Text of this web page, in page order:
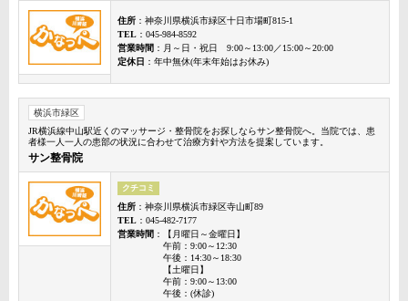
住所 ：神奈川県横浜市緑区十日市場町815-1
TEL ：045-984-8592
営業時間 ：月～日・祝日 9:00～13:00／15:00～20:00
定休日 ：年中無休(年末年始はお休み)
横浜市緑区
JR横浜線中山駅近くのマッサージ・整骨院をお探しならサン整骨院へ。当院では、患
者様一人一人の患部の状況に合わせて治療方針や方法を提案しています。
サン整骨院
クチコミ
住所 ：神奈川県横浜市緑区寺山町89
TEL ：045-482-7177
営業時間 ：【月曜日～金曜日】
午前：9:00～12:30
午後：14:30～18:30
【土曜日】
午前：9:00～13:00
午後：(休診)